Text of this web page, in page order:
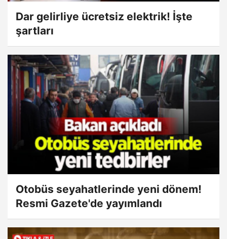
Dar gelirliye ücretsiz elektrik! İşte
şartları
Otobüs seyahatlerinde yeni dönem!
Resmi Gazete'de yayımlandı